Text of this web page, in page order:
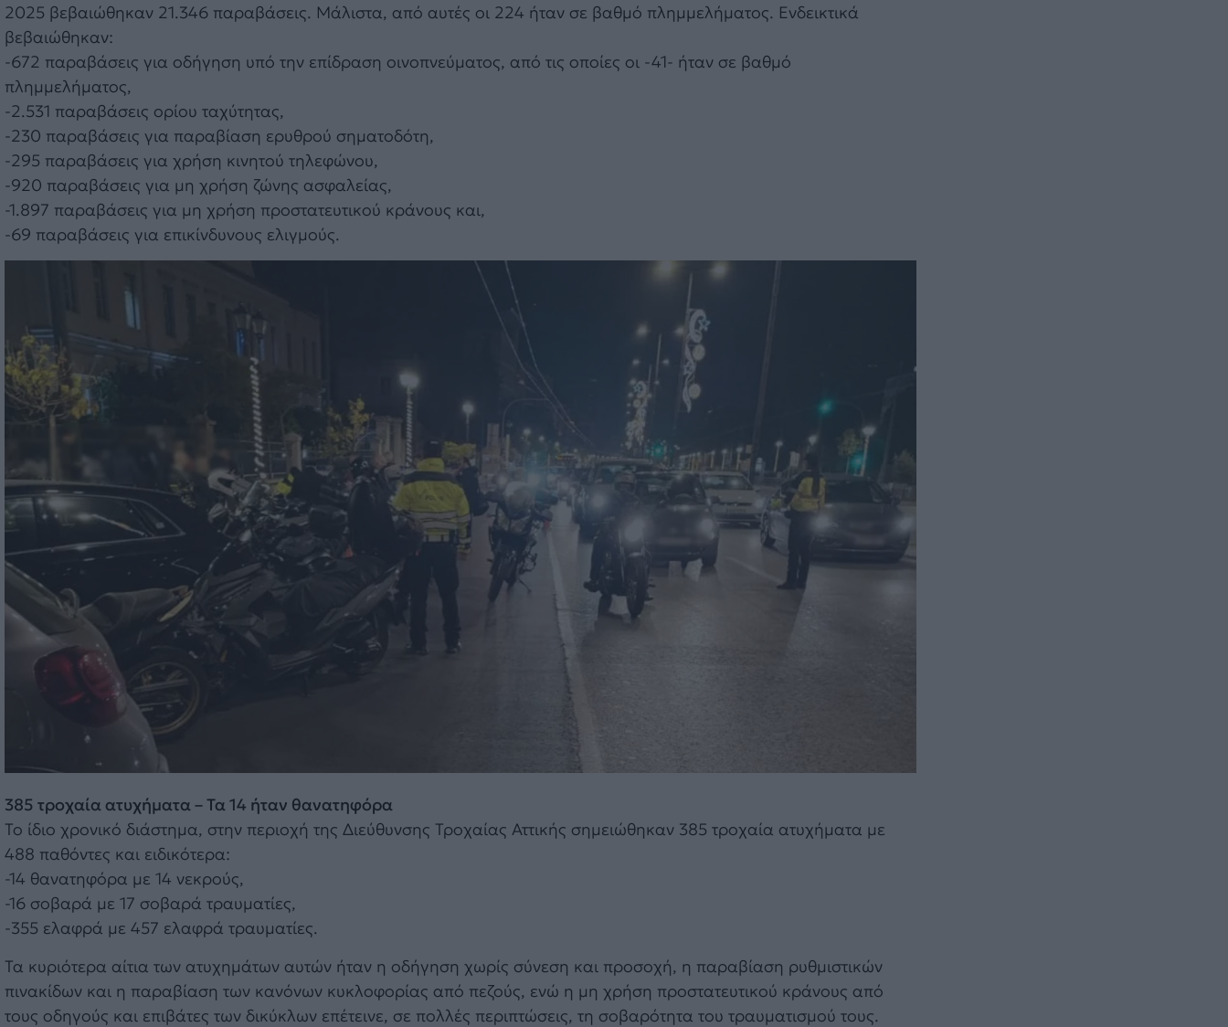
2025 βεβαιώθηκαν 21.346 παραβάσεις. Μάλιστα, από αυτές οι 224 ήταν σε βαθμό πλημμελήματος. Ενδεικτικά
βεβαιώθηκαν:
-672 παραβάσεις για οδήγηση υπό την επίδραση οινοπνεύματος, από τις οποίες οι -41- ήταν σε βαθμό
πλημμελήματος,
-2.531 παραβάσεις ορίου ταχύτητας,
-230 παραβάσεις για παραβίαση ερυθρού σηματοδότη,
-295 παραβάσεις για χρήση κινητού τηλεφώνου,
-920 παραβάσεις για μη χρήση ζώνης ασφαλείας,
-1.897 παραβάσεις για μη χρήση προστατευτικού κράνους και,
-69 παραβάσεις για επικίνδυνους ελιγμούς.
385 τροχαία ατυχήματα – Τα 14 ήταν θανατηφόρα
Το ίδιο χρονικό διάστημα, στην περιοχή της Διεύθυνσης Τροχαίας Αττικής σημειώθηκαν 385 τροχαία ατυχήματα με
488 παθόντες και ειδικότερα:
-14 θανατηφόρα με 14 νεκρούς,
-16 σοβαρά με 17 σοβαρά τραυματίες,
-355 ελαφρά με 457 ελαφρά τραυματίες.
Τα κυριότερα αίτια των ατυχημάτων αυτών ήταν η οδήγηση χωρίς σύνεση και προσοχή, η παραβίαση ρυθμιστικών
πινακίδων και η παραβίαση των κανόνων κυκλοφορίας από πεζούς, ενώ η μη χρήση προστατευτικού κράνους από
τους οδηγούς και επιβάτες των δικύκλων επέτεινε, σε πολλές περιπτώσεις, τη σοβαρότητα του τραυματισμού τους.